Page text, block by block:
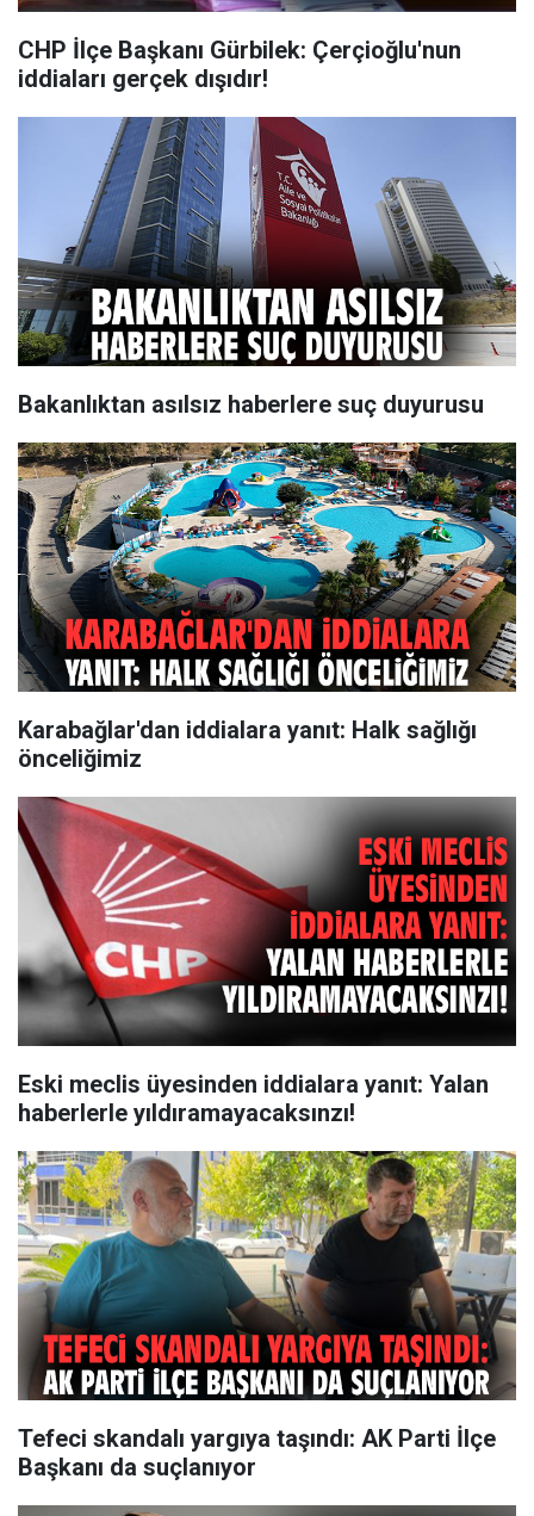
CHP İlçe Başkanı Gürbilek: Çerçioğlu'nun
iddiaları gerçek dışıdır!
Bakanlıktan asılsız haberlere suç duyurusu
Karabağlar'dan iddialara yanıt: Halk sağlığı
önceliğimiz
Eski meclis üyesinden iddialara yanıt: Yalan
haberlerle yıldıramayacaksınzı!
Tefeci skandalı yargıya taşındı: AK Parti İlçe
Başkanı da suçlanıyor